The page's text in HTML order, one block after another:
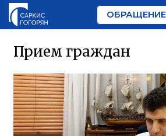
ОБРАЩЕНИЕ
Прием граждан